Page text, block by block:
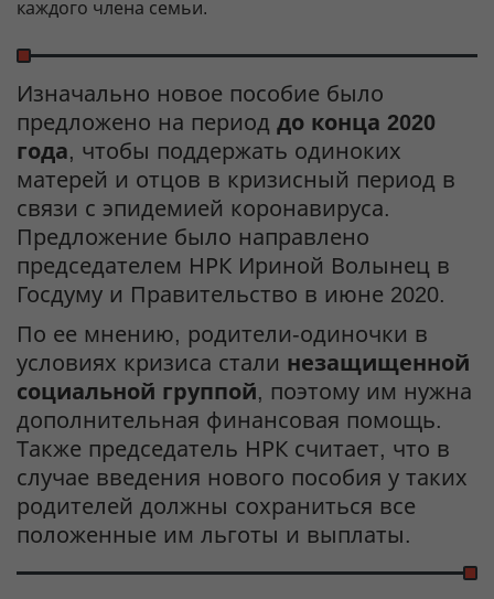
каждого члена семьи.
Изначально новое пособие было
предложено на период до конца 2020
года, чтобы поддержать одиноких
матерей и отцов в кризисный период в
связи с эпидемией коронавируса.
Предложение было направлено
председателем НРК Ириной Волынец в
Госдуму и Правительство в июне 2020.
По ее мнению, родители-одиночки в
условиях кризиса стали незащищенной
социальной группой, поэтому им нужна
дополнительная финансовая помощь.
Также председатель НРК считает, что в
случае введения нового пособия у таких
родителей должны сохраниться все
положенные им льготы и выплаты.